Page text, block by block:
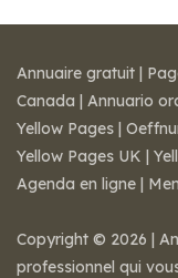
Annuaire gratuit |
Canada | Annuario
Yellow Pages |
Yellow Pages UK |
Agenda en ligne |
Copyright © 2026 |
professionnel qui